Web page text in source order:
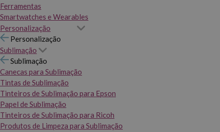
Ferramentas
Smartwatches e Wearables
Personalização
Personalização
Sublimação
Sublimação
Canecas para Sublimação
Tintas de Sublimação
Tinteiros de Sublimação para Epson
Papel de Sublimação
Tinteiros de Sublimação para Ricoh
Produtos de Limpeza para Sublimação